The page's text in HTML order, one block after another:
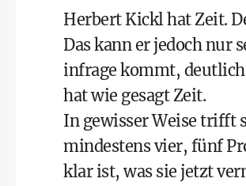
Herbert Kicklhat Zeit.
Das kann er jedoch nur
infrage kommt, deutlich
hat wie gesagt Zeit.
In gewisser Weise trifft
mindestens vier, fünf
klar ist, was sie jetzt